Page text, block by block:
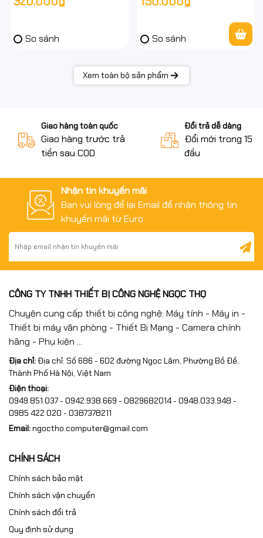
Gia đình / Work from home: gọn, đỡ vướng dây, giữ góc
Máy POS / quầy thu ngân / quán net: bền, ổn định, dễ
So sánh
hãng - full vat
So sánh
Xem toàn bộ sản phẩm
Giao hàng toàn quốc
Giao hàng trước trả
tiền sau COD
Đổi trả dễ dàng
Đổi mới trong 15
đầu
Nhận tin khuyến mãi
Bạn vui lòng để lại Email để nhận thông tin
khuyến mãi từ Euro
CÔNG TY TNHH THIẾT BỊ CÔNG NGHỆ NGỌC THỌ
Chuyên cung cấp thiết bị công nghệ: Máy tính - Máy in -
Thiết bị máy văn phòng - Thiết Bị Mạng - Camera chính
hãng - Phụ kiện ...
Địa chỉ:Địa chỉ: Số 686 - 602 đường Ngọc Lâm, Phường Bồ Đề,
Thành Phố Hà Nội, Việt Nam
Điện thoại:
0949.851.037 - 0942.938.669 - 0829682014 - 0948.033.948 -
0985 422 020 - 0387378211
Email:ngoctho.computer@gmail.com
CHÍNH SÁCH
Chính sách bảo mật
Chính sách vận chuyển
Chính sách đổi trả
Quy định sử dụng